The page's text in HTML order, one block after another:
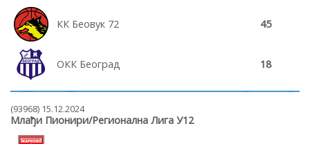
КК Беовук 72 45
ОКК Београд 18
(93968) 15.12.2024
Млађи Пионири/Регионална Лига У12